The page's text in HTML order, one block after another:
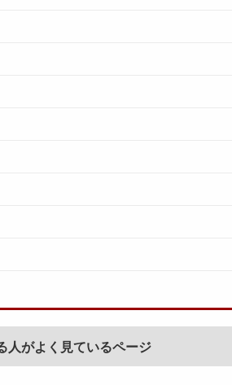
人がよく見ているページ